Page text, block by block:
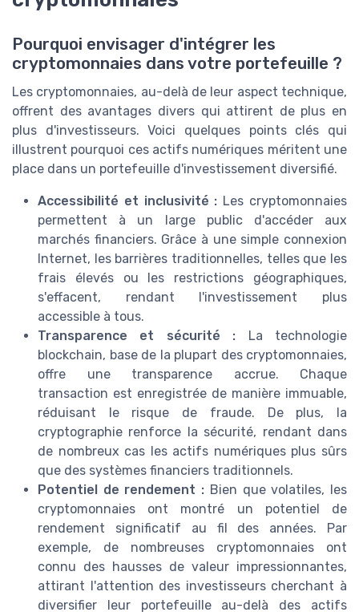
Pourquoi envisager d'intégrer les
cryptomonnaies dans votre portefeuille ?
Les cryptomonnaies, au-delà de leur aspect technique,
offrent des avantages divers qui attirent de plus en
plus d'investisseurs. Voici quelques points clés qui
illustrent pourquoi ces actifs numériques méritent une
place dans un portefeuille d'investissement diversifié.
Accessibilité et inclusivité : Les cryptomonnaies
permettent à un large public d'accéder aux
marchés financiers. Grâce à une simple connexion
Internet, les barrières traditionnelles, telles que les
frais élevés ou les restrictions géographiques,
s'effacent, rendant l'investissement plus
accessible à tous.
Transparence et sécurité : La technologie
blockchain, base de la plupart des cryptomonnaies,
offre une transparence accrue. Chaque
transaction est enregistrée de manière immuable,
réduisant le risque de fraude. De plus, la
cryptographie renforce la sécurité, rendant dans
de nombreux cas les actifs numériques plus sûrs
que des systèmes financiers traditionnels.
Potentiel de rendement : Bien que volatiles, les
cryptomonnaies ont montré un potentiel de
rendement significatif au fil des années. Par
exemple, de nombreuses cryptomonnaies ont
connu des hausses de valeur impressionnantes,
attirant l'attention des investisseurs cherchant à
diversifier leur portefeuille au-delà des actifs